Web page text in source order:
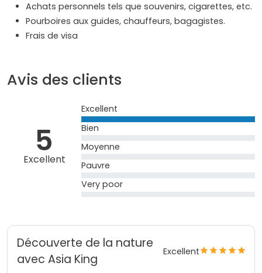
Achats personnels tels que souvenirs, cigarettes, etc.
Pourboires aux guides, chauffeurs, bagagistes.
Frais de visa
Avis des clients
5
Excellent
Excellent
Bien
Moyenne
Pauvre
Very poor
Découverte de la nature
avec Asia King
Excellent